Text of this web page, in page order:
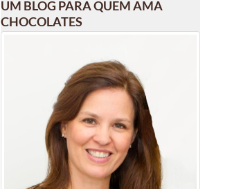
UM BLOG PARA QUEM AMA
CHOCOLATES